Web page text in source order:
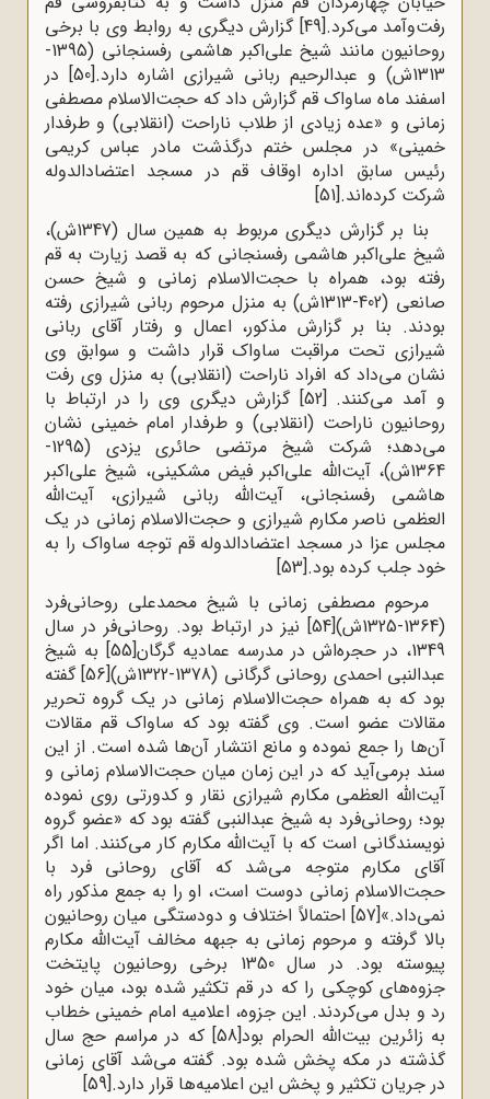
رفت‌وآمد می‌کرد.[49]
گزارش دیگری به روابط وی با برخی
روحانیون مانند شیخ علی‌اکبر هاشمی رفسنجانی (1395-
1313ش) و عبدالرحیم ربانی شیرازی اشاره دارد.
[50]
در
اسفند ماه ساواک قم گزارش داد که حجت‌الاسلام مصطفی
زمانی و «عده زیادی از طلاب ناراحت (انقلابی) و طرفدار
خمینی» در مجلس ختم درگذشت مادر عباس کریمی
رئیس سابق اداره اوقاف قم در مسجد اعتضادالدوله
شرکت کرده‌اند.[51]
بنا بر گزارش دیگری مربوط به همین سال (1347ش)،
شیخ علی‌اکبر هاشمی رفسنجانی که به قصد زیارت به قم
رفته بود، همراه با حجت‌الاسلام زمانی و شیخ حسن
صانعی (402-1313ش) به منزل مرحوم ربانی شیرازی رفته
بودند. بنا بر گزارش مذکور، اعمال و رفتار آقای ربانی
شیرازی تحت مراقبت ساواک قرار داشت و سوابق وی
نشان می‌داد که افراد ناراحت (انقلابی) به منزل وی رفت
و آمد می‌کنند. [52]
گزارش دیگری وی را در ارتباط با
روحانیون ناراحت (انقلابی) و طرفدار امام خمینی نشان
می‌دهد؛ شرکت شیخ مرتضی حائری یزدی (1295-
1364ش)، آیت‌الله علی‌اکبر فیض مشکینی، شیخ علی‌اکبر
هاشمی رفسنجانی، آیت‌‌الله ربانی شیرازی، آیت‌الله
العظمی ناصر مکارم شیرازی و حجت‌الاسلام زمانی در یک
مجلس عزا در مسجد اعتضادالدوله قم توجه ساواک را به
خود جلب کرده بود.[53]
مرحوم مصطفی زمانی با شیخ محمدعلی روحانی‌فرد
(1364-1325ش)
[54]
نیز در ارتباط بود. روحانی‌فر در سال
1349، در حجره‌اش در مدرسه عمادیه گرگان
[55]
به شیخ
عبدالنبی احمدی روحانی گرگانی (1378-1322ش)
[56]
گفته
بود که به همراه حجت‌الاسلام زمانی در یک گروه تحریر
مقالات عضو است. وی گفته بود که ساواک قم مقالات
آن‌ها را جمع نموده و مانع انتشار آن‌ها شده است. از این
سند برمی‌آید که در این زمان میان حجت‌الاسلام زمانی و
آیت‌الله العظمی مکارم شیرازی نقار و کدورتی روی نموده
بود؛ روحانی‌فرد به شیخ عبدالنبی گفته بود که «عضو گروه
نویسندگانی است که با آیت‌الله مکارم کار می‌کنند. اما اگر
آقای مکارم متوجه می‌شد که آقای روحانی فرد با
حجت‌الاسلام زمانی دوست است، او را به جمع مذکور راه
نمی‌داد.»[57]
احتمالاً اختلاف و دودستگی میان روحانیون
بالا گرفته و مرحوم زمانی به جبهه‌ مخالف آیت‌الله مکارم
پیوسته بود. در سال 1350 برخی روحانیون پایتخت
جزوه‌های کوچکی را که در قم تکثیر شده بود، میان خود
رد و بدل می‌کردند. این جزوه، اعلامیه امام خمینی خطاب
به زائرین بیت‌الله الحرام بود[58]
که در مراسم حج سال
گذشته در مکه پخش شده بود. گفته می‌شد آقای زمانی
در جریان تکثیر و پخش این اعلامیه‌ها قرار دارد.[59]